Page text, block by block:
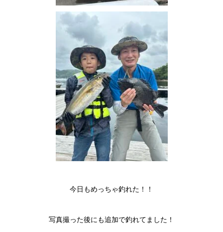
今日もめっちゃ釣れた！！
写真撮った後にも追加で釣れてました！